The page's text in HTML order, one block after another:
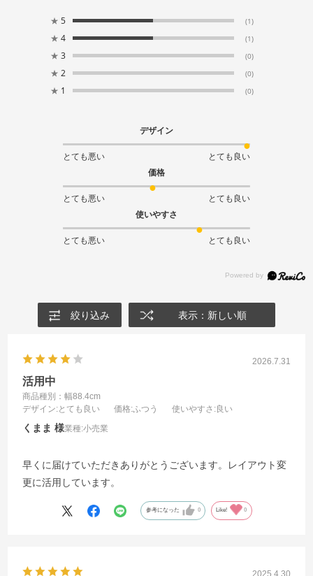
★ 5 (1)
★ 4 (1)
★ 3 (0)
★ 2 (0)
★ 1 (0)
デザイン
とても悪い
とても良い
価格
とても悪い
とても良い
使いやすさ
とても悪い とても良い
絞り込み 表示：新しい順
2026.7.31
活用中
商品種別：幅88.4cm
デザイン:とても良い 価格:ふつう 使いやすさ :良い
くまま 業種:小売業
早くに届けていただきありがとうございます。レイアウト変
更に活用しています。
参考になった 0 Like! 0
2025.4.30